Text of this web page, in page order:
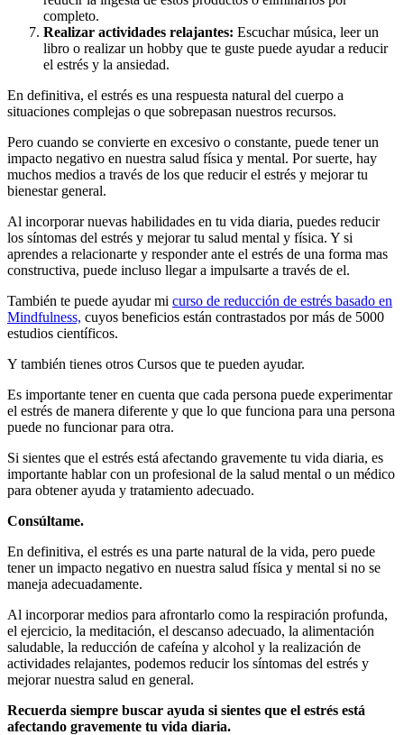
completo.
Realizar actividades relajantes: Escuchar música, leer un
libro o realizar un hobby que te guste puede ayudar a reducir
el estrés y la ansiedad.
En definitiva, el estrés es una respuesta natural del cuerpo a
situaciones complejas o que sobrepasan nuestros recursos.
Pero cuando se convierte en excesivo o constante, puede tener un
impacto negativo en nuestra salud física y mental. Por suerte, hay
muchos medios a través de los que reducir el estrés y mejorar tu
bienestar general.
Al incorporar nuevas habilidades en tu vida diaria, puedes reducir
los síntomas del estrés y mejorar tu salud mental y física. Y si
aprendes a relacionarte y responder ante el estrés de una forma mas
constructiva, puede incluso llegar a impulsarte a través de el.
También te puede ayudar mi curso de reducción de estrés basado en
Mindfulness, cuyos beneficios están contrastados por más de 5000
estudios científicos.
Y también tienes otros Cursos que te pueden ayudar.
Es importante tener en cuenta que cada persona puede experimentar
el estrés de manera diferente y que lo que funciona para una persona
puede no funcionar para otra.
Si sientes que el estrés está afectando gravemente tu vida diaria, es
importante hablar con un profesional de la salud mental o un médico
para obtener ayuda y tratamiento adecuado.
Consúltame.
En definitiva, el estrés es una parte natural de la vida, pero puede
tener un impacto negativo en nuestra salud física y mental si no se
maneja adecuadamente.
Al incorporar medios para afrontarlo como la respiración profunda,
el ejercicio, la meditación, el descanso adecuado, la alimentación
saludable, la reducción de cafeína y alcohol y la realización de
actividades relajantes, podemos reducir los síntomas del estrés y
mejorar nuestra salud en general.
Recuerda siempre buscar ayuda si sientes que el estrés está
afectando gravemente tu vida diaria.